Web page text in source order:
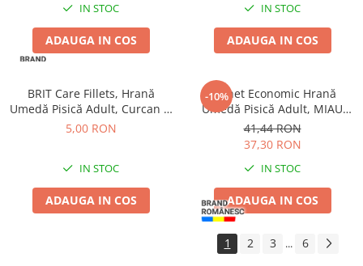
IN STOC
ADAUGA IN COS
IN STOC
ADAUGA IN COS
BRIT Care Fillets, Hrană
Umedă Pisică Adult, Curcan și
Somon, 85g
5,00 RON
IN STOC
ADAUGA IN COS
-10%
Pachet Economic Hrană
Umedă Pisică Adult, MIAU
MIAU Pate, Pui cu Topping de
Lapte, 16x100g
41,44 RON
37,30 RON
IN STOC
ADAUGA IN COS
1 2 3 ... 6